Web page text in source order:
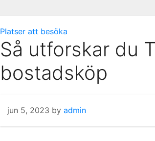
Platser att besöka
Så utforskar du
bostadsköp
jun 5, 2023 by admin